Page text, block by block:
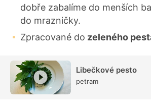
dobře zabalíme do menších
do mrazničky.
Zpracované do zeleného
Libečkové pesto
petram